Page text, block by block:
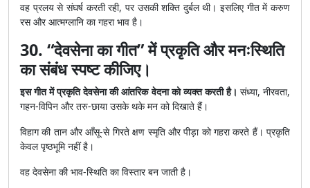
वह प्रलय से संघर्ष करती रही, पर उसकी शक्ति दुर्बल थी। इसलिए गीत में करुण
रस और आत्मग्लानि का गहरा भाव है।
30. “देवसेना का गीत” में प्रकृति और मनःस्थिति
का संबंध स्पष्ट कीजिए।
इस गीत में प्रकृति देवसेना की आंतरिक वेदना को व्यक्त करती है। संध्या, नीरवता,
गहन-विपिन और तरु-छाया उसके थके मन को दिखाते हैं।
विहाग की तान और आँसू-से गिरते क्षण स्मृति और पीड़ा को गहरा करते हैं। प्रकृति
केवल पृष्ठभूमि नहीं है।
वह देवसेना की भाव-स्थिति का विस्तार बन जाती है।